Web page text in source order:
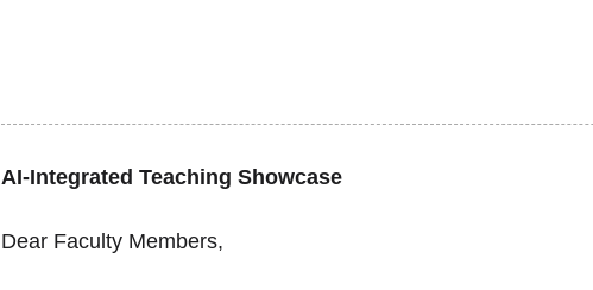
AI-Integrated Teaching Showcase
Dear Faculty Members,